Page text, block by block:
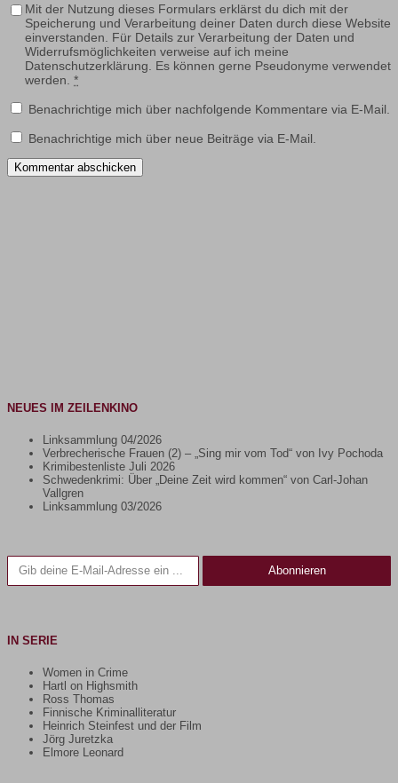
Mit der Nutzung dieses Formulars erklärst du dich mit der
Speicherung und Verarbeitung deiner Daten durch diese Website
einverstanden. Für Details zur Verarbeitung der Daten und
Widerrufsmöglichkeiten verweise auf ich meine
Datenschutzerklärung. Es können gerne Pseudonyme verwendet
werden. *
Benachrichtige mich über nachfolgende Kommentare via E-Mail.
Benachrichtige mich über neue Beiträge via E-Mail.
NEUES IM ZEILENKINO
Linksammlung 04/2026
Verbrecherische Frauen (2) – „Sing mir vom Tod“ von Ivy Pochoda
Krimibestenliste Juli 2026
Schwedenkrimi: Über „Deine Zeit wird kommen“ von Carl-Johan
Vallgren
Linksammlung 03/2026
Gib deine E-Mail-Adresse ein ...
Abonnieren
IN SERIE
Women in Crime
Hartl on Highsmith
Ross Thomas
Finnische Kriminalliteratur
Heinrich Steinfest und der Film
Jörg Juretzka
Elmore Leonard